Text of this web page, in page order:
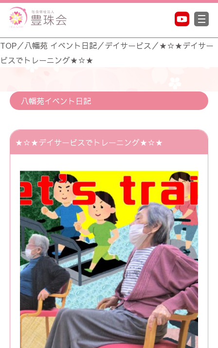
TOP／八幡苑 イベント日記／デイサービス ／★☆★デイサー
ビスでトレーニング★☆★
八幡苑イベント日記
★☆★デイサービスでトレーニング★☆★